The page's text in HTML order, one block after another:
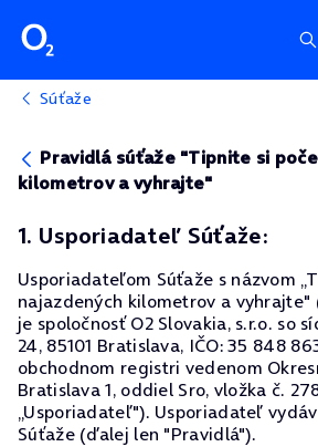
Súťaže
Pravidlá súťaže "Tipnite si
kilometrov a vyhrajte"
1. Usporiadateľ Súťaže:
Usporiadateľom Súťaže s názvom
najazdených kilometrov a vyhrajte"
je spoločnosť O2 Slovakia, s.r.o. so
24, 85101 Bratislava, IČO: 35 848
obchodnom registri vedenom
Bratislava 1, oddiel Sro, vložka č.
„Usporiadateľ"). Usporiadateľ
Súťaže (ďalej len "Pravidlá").